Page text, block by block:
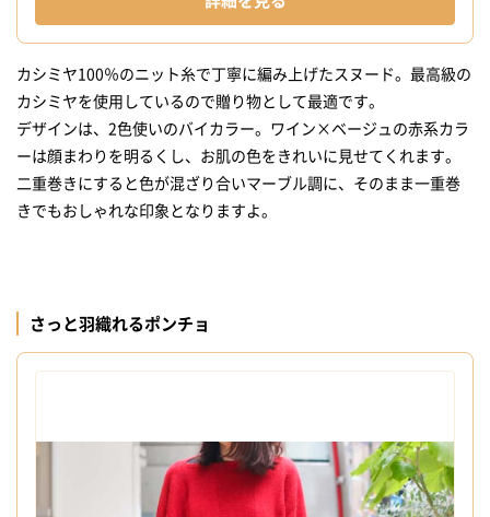
カシミヤ100％のニット糸で丁寧に編み上げたスヌード。最高級の
カシミヤを使用しているので贈り物として最適です。
デザインは、2色使いのバイカラー。ワイン×ベージュの赤系カラ
ーは顔まわりを明るくし、お肌の色をきれいに見せてくれます。
二重巻きにすると色が混ざり合いマーブル調に、そのまま一重巻
きでもおしゃれな印象となりますよ。
さっと羽織れるポンチョ